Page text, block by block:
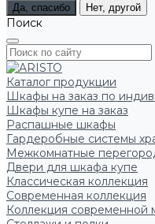
Да, спасибо Нет, другой
Поиск
Каталог продукции
Шкафы на заказ по
Шкафы купе на заказ
Распашные шкафы
Гардеробные системы
Межкомнатные
Двери для шкафа купе
Классическая коллекция
Современная коллекция
Коллекция современной